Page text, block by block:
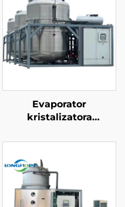
Evaporator
kristalizatora
ekstrakcije
voda za postizanje
nule tekućeg odbora
ZLD